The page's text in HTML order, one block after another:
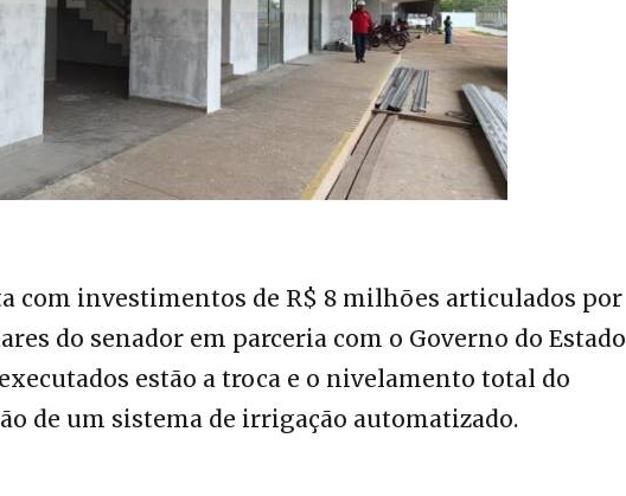
com investimentos de R$ 8 milhões articulados por
do senador em parceria com o Governo do Estado
estão a troca e o nivelamento total do
de um sistema de irrigação automatizado.